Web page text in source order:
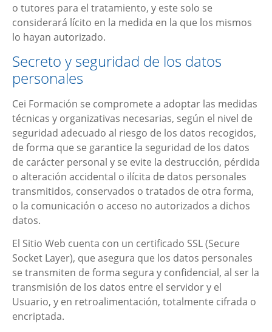
o tutores para el tratamiento, y este solo se
considerará lícito en la medida en la que los mismos
lo hayan autorizado.
Secreto y seguridad de los datos
personales
Cei Formación se compromete a adoptar las medidas
técnicas y organizativas necesarias, según el nivel de
seguridad adecuado al riesgo de los datos recogidos,
de forma que se garantice la seguridad de los datos
de carácter personal y se evite la destrucción, pérdida
o alteración accidental o ilícita de datos personales
transmitidos, conservados o tratados de otra forma,
o la comunicación o acceso no autorizados a dichos
datos.
El Sitio Web cuenta con un certificado SSL (Secure
Socket Layer), que asegura que los datos personales
se transmiten de forma segura y confidencial, al ser la
transmisión de los datos entre el servidor y el
Usuario, y en retroalimentación, totalmente cifrada o
encriptada.